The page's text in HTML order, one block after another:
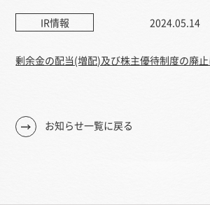
IR情報 2024.05.14
剰余金の配当(増配)及び株主優待制度の廃
お知らせ一覧に戻る